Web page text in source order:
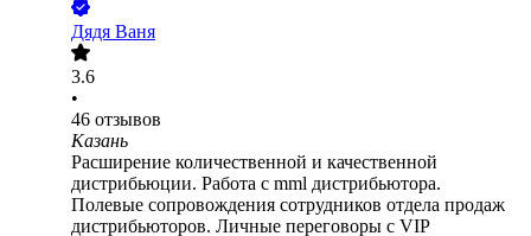
Дядя Ваня
3.6
•
46 отзывов
Казань
Расширение количественной и качественной
дистрибьюции. Работа с mml дистрибьютора.
Полевые сопровождения сотрудников отдела продаж
дистрибьюторов. Личные переговоры с VIP